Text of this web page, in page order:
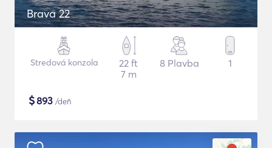
Brava 22
Stredová konzola
22 ft
7 m
8 Plavba 1
$893 /deň